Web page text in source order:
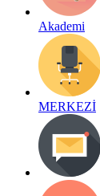
Akademi
MERKEZİ